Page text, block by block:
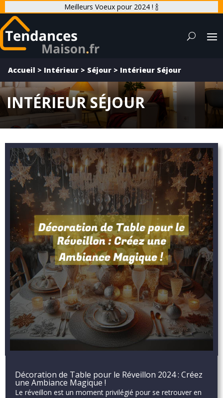
Meilleurs Voeux pour 2024 ! 🍾
Accueil > Intérieur > Séjour > Intérieur Séjour
INTÉRIEUR SÉJOUR
Décoration de Table pour le Réveillon 2024 : Créez
une Ambiance Magique !
Le réveillon est un moment privilégié pour se retrouver en